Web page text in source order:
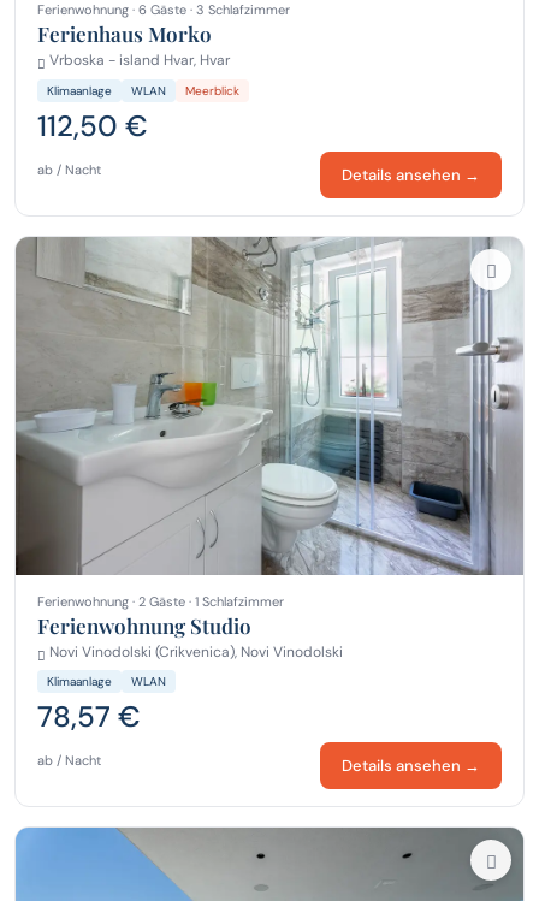
Ferienwohnung · 6 Gäste · 3 Schlafzimmer
Ferienhaus Morko
Vrboska - island Hvar, Hvar
Klimaanlage WLAN Meerblick
112,50 €
ab / Nacht Details ansehen →
Ferienwohnung · 2 Gäste · 1 Schlafzimmer
Ferienwohnung Studio
Novi Vinodolski (Crikvenica), Novi Vinodolski
Klimaanlage WLAN
78,57 €
ab / Nacht Details ansehen →